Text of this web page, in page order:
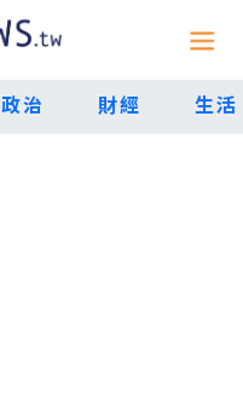
政治 財經 生活